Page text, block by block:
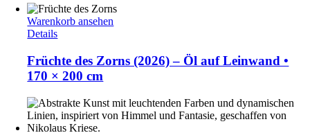
Warenkorb ansehen
Details
Früchte des Zorns (2026) – Öl auf Leinwand •
170 × 200 cm